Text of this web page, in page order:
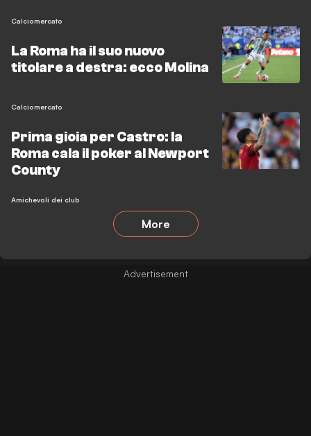
Calciomercato
La Roma ha il suo nuovo
titolare a destra: ecco Molina
Calciomercato
Prima gioia per Castro: la
Roma cala il poker al Newport
County
Amichevoli dei club
More